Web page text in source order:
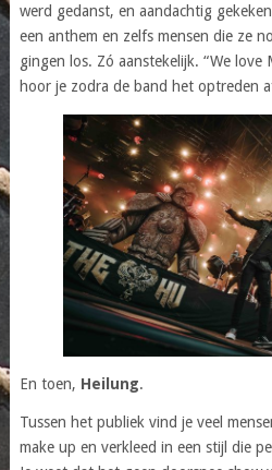
werd gedanst, en aandachtig
een anthem en zelfs mensen die ze
gingen los. Zó aanstekelijk. “We love
hoor je zodra de band het optreden
En toen, Heilung.
Tussen het publiek vind je veel
make up en verkleed in een stijl die